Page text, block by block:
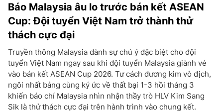
Báo Malaysia âu lo trước bán kết ASEAN
Cup: Đội tuyển Việt Nam trở thành thử
thách cực đại
Truyền thông Malaysia dành sự chú ý đặc biệt cho đội
tuyển Việt Nam ngay sau khi đội tuyển Malaysia giành vé
vào bán kết ASEAN Cup 2026. Tư cách đương kim vô địch,
ngôi nhất bảng cùng ký ức về thất bại 1-3 hồi tháng 3
khiến báo chí Malaysia nhìn nhận thầy trò HLV Kim Sang
Sik là thử thách cực đại trên hành trình vào chung kết.